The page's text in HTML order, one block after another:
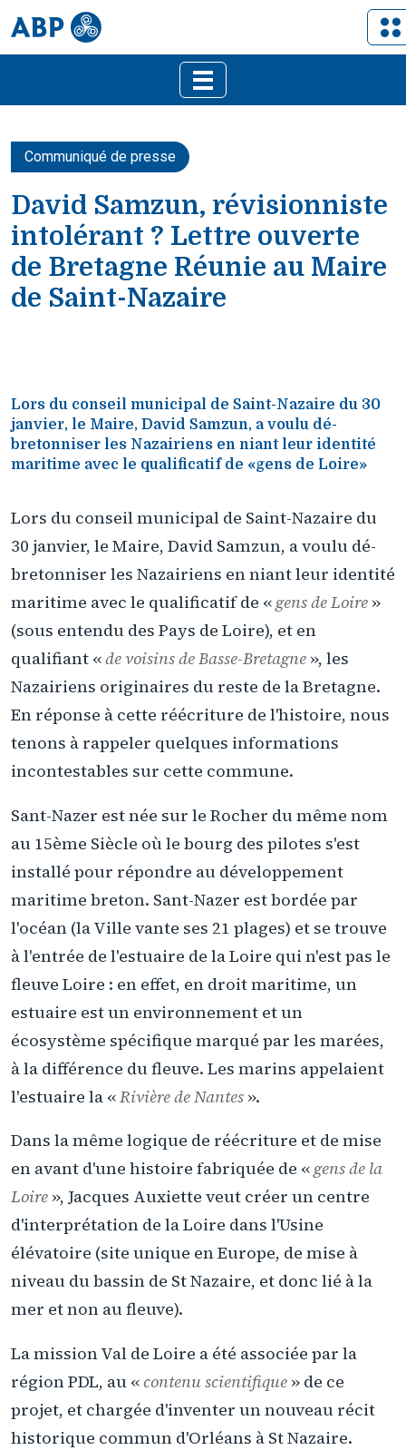
Communiqué de presse
David Samzun, révisionniste
intolérant ? Lettre ouverte
de Bretagne Réunie au Maire
de Saint-Nazaire
Lors du conseil municipal de Saint-Nazaire du 30
janvier, le Maire, David Samzun, a voulu dé-
bretonniser les Nazairiens en niant leur identité
maritime avec le qualificatif de «gens de Loire»
Lors du conseil municipal de Saint-Nazaire du
30 janvier, le Maire, David Samzun, a voulu dé-
bretonniser les Nazairiens en niant leur identité
maritime avec le qualificatif de «gens de Loire »
(sous entendu des Pays de Loire), et en
qualifiant «de voisins de Basse-Bretagne », les
Nazairiens originaires du reste de la Bretagne.
En réponse à cette réécriture de l'histoire, nous
tenons à rappeler quelques informations
incontestables sur cette commune.
Sant-Nazer est née sur le Rocher du même nom
au 15ème Siècle où le bourg des pilotes s'est
installé pour répondre au développement
maritime breton. Sant-Nazer est bordée par
l'océan (la Ville vante ses 21 plages) et se trouve
à l'entrée de l'estuaire de la Loire qui n'est pas le
fleuve Loire : en effet, en droit maritime, un
estuaire est un environnement et un
écosystème spécifique marqué par les marées,
à la différence du fleuve. Les marins appelaient
l'estuaire la «Rivière de Nantes ».
Dans la même logique de réécriture et de mise
en avant d'une histoire fabriquée de «gens de la
Loire », Jacques Auxiette veut créer un centre
d'interprétation de la Loire dans l'Usine
élévatoire (site unique en Europe, de mise à
niveau du bassin de St Nazaire, et donc lié à la
mer et non au fleuve).
La mission Val de Loire a été associée par la
région PDL, au « contenu scientifique » de ce
projet, et chargée d'inventer un nouveau récit
historique commun d'Orléans à St Nazaire.